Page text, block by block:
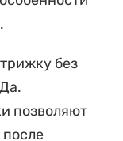
без
позволяют